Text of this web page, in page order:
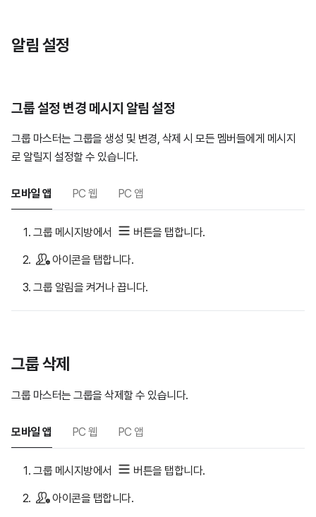
알림 설정
그룹 설정 변경 메시지 알림 설정
그룹 마스터는 그룹을 생성 및 변경, 삭제 시 모든 멤버들에게 메시지
로 알릴지 설정할 수 있습니다.
모바일 앱 PC 웹 PC 앱
그룹 메시지방에서 버튼을 탭합니다.
아이콘을 탭합니다.
그룹 알림을 켜거나 끕니다.
그룹 삭제
그룹 마스터는 그룹을 삭제할 수 있습니다.
모바일 앱 PC 웹 PC 앱
그룹 메시지방에서 버튼을 탭합니다.
아이콘을 탭합니다.